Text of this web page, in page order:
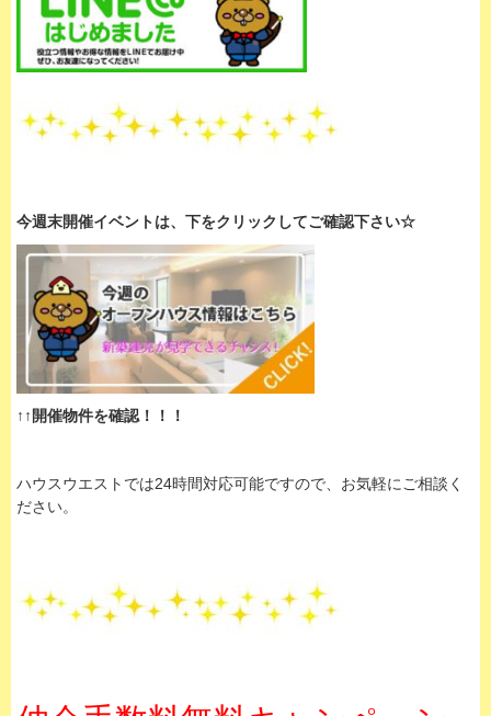
今週末開催イベントは、下をクリックしてご確認下さい☆
↑↑開催物件を確認！！！
ハウスウエストでは24時間対応可能ですので、お気軽にご相談く
ださい。